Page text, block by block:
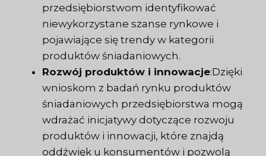
przedsiębiorstwom identyfikować
niewykorzystane szanse rynkowe i
pojawiające się trendy w kategorii
produktów śniadaniowych.
Rozwój produktów i innowacje:Dzięki
wnioskom z badań rynku produktów
śniadaniowych przedsiębiorstwa mogą
wdrażać inicjatywy dotyczące rozwoju
produktów i innowacji, które znajdą
oddźwięk u konsumentów i pozwolą